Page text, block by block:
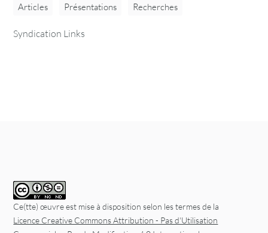
Articles Présentations Recherches
Syndication Links
Ce(tte) œuvre est mise à disposition selon les termes de la
Licence Creative Commons Attribution - Pas d'Utilisation